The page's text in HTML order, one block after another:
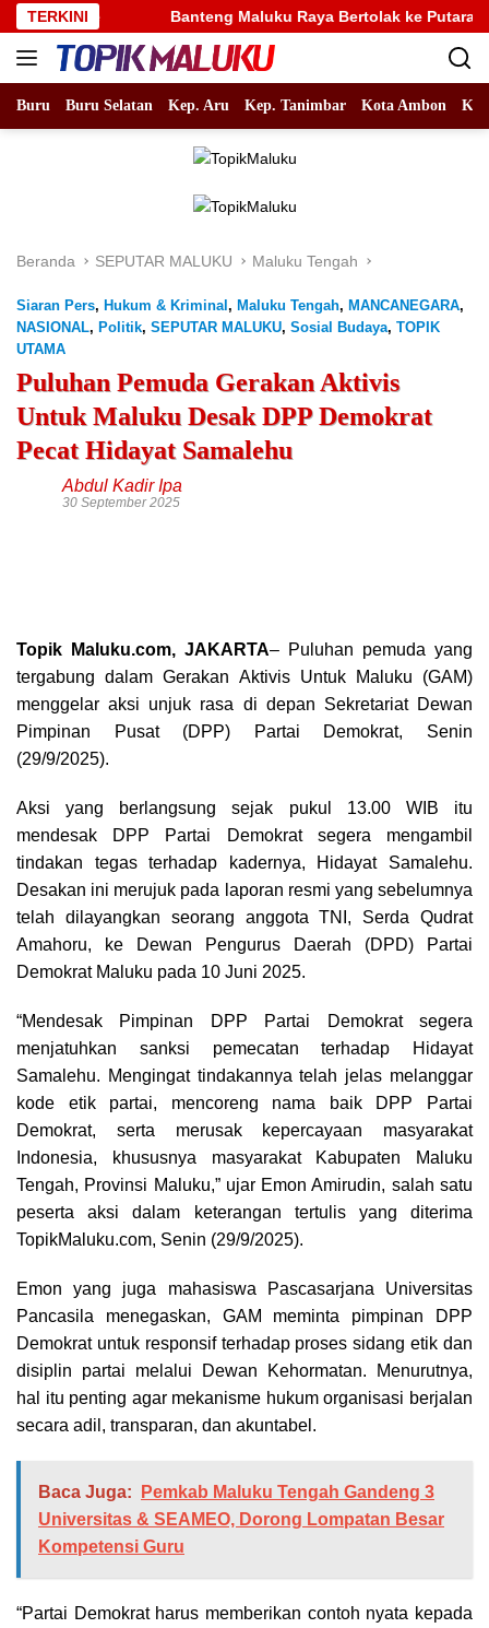
Langsung
ke
konten
TERKINI Banteng Maluku Raya Bertolak ke Putaran
Buru Buru Selatan Kep. Aru Kep. Tanimbar Kota Ambon
Beranda SEPUTAR MALUKU Maluku Tengah
Siaran Pers, Hukum & Kriminal , Maluku Tengah, MANCANEGARA,
NASIONAL, Politik, SEPUTAR MALUKU, Sosial Budaya, TOPIK
UTAMA
Puluhan Pemuda Gerakan Aktivis
Untuk Maluku Desak DPP Demokrat
Pecat Hidayat Samalehu
Abdul Kadir Ipa
30 September 2025
Topik Maluku.com, JAKARTA– Puluhan pemuda yang
tergabung dalam Gerakan Aktivis Untuk Maluku (GAM)
menggelar aksi unjuk rasa di depan Sekretariat Dewan
Pimpinan Pusat (DPP) Partai Demokrat, Senin
(29/9/2025).
Aksi yang berlangsung sejak pukul 13.00 WIB itu
mendesak DPP Partai Demokrat segera mengambil
tindakan tegas terhadap kadernya, Hidayat Samalehu.
Desakan ini merujuk pada laporan resmi yang sebelumnya
telah dilayangkan seorang anggota TNI, Serda Qudrat
Amahoru, ke Dewan Pengurus Daerah (DPD) Partai
Demokrat Maluku pada 10 Juni 2025.
“Mendesak Pimpinan DPP Partai Demokrat segera
menjatuhkan sanksi pemecatan terhadap Hidayat
Samalehu. Mengingat tindakannya telah jelas melanggar
kode etik partai, mencoreng nama baik DPP Partai
Demokrat, serta merusak kepercayaan masyarakat
Indonesia, khususnya masyarakat Kabupaten Maluku
Tengah, Provinsi Maluku,” ujar Emon Amirudin, salah satu
peserta aksi dalam keterangan tertulis yang diterima
TopikMaluku.com, Senin (29/9/2025).
Emon yang juga mahasiswa Pascasarjana Universitas
Pancasila menegaskan, GAM meminta pimpinan DPP
Demokrat untuk responsif terhadap proses sidang etik dan
disiplin partai melalui Dewan Kehormatan. Menurutnya,
hal itu penting agar mekanisme hukum organisasi berjalan
secara adil, transparan, dan akuntabel.
Baca Juga:
Pemkab Maluku Tengah Gandeng 3
Universitas & SEAMEO, Dorong Lompatan Besar
Kompetensi Guru
“Partai Demokrat harus memberikan contoh nyata kepada